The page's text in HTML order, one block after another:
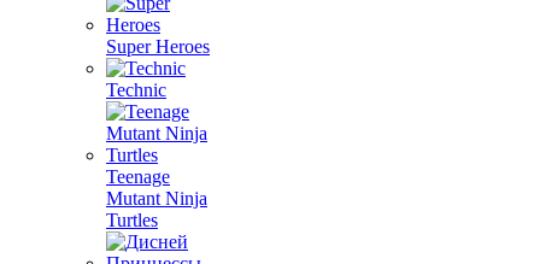
Super Heroes
Technic
Teenage
Mutant Ninja
Turtles